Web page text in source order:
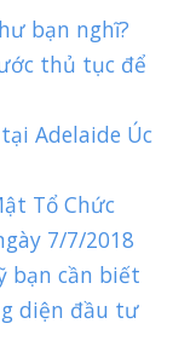
bạn nghĩ?
thủ tục để
Adelaide Úc
Tổ Chức
7/7/2018
bạn cần biết
diện đầu tư